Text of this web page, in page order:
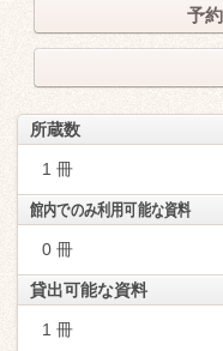
予
所蔵数
1 冊
館内でのみ利用可能な資料
0 冊
貸出可能な資料
1 冊